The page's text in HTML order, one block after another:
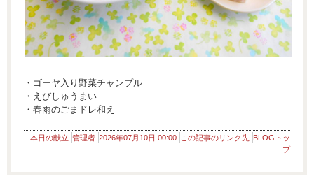
・ゴーヤ入り野菜チャンプル
・えびしゅうまい
・春雨のごまドレ和え
本日の献立 管理者 2026年07月10日 00:00 この記事のリンク先 BLOGトッ
プ